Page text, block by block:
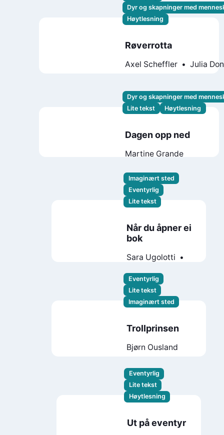
Dyr og skapninger med
Høytlesning
Røverrotta
Axel Scheffler Julia
Dyr og skapninger med
Lite tekst
Høytlesning
Dagen opp ned
Martine Grande
Imaginært sted
Eventyrlig
Lite tekst
Når du åpner ei
bok
Sara Ugolotti
Eventyrlig
Lite tekst
Imaginært sted
Trollprinsen
Bjørn Ousland
Eventyrlig
Lite tekst
Høytlesning
Ut på eventyr